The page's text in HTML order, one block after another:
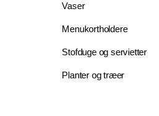
Vaser
Menukortholdere
Stofduge og servietter
Planter og træer